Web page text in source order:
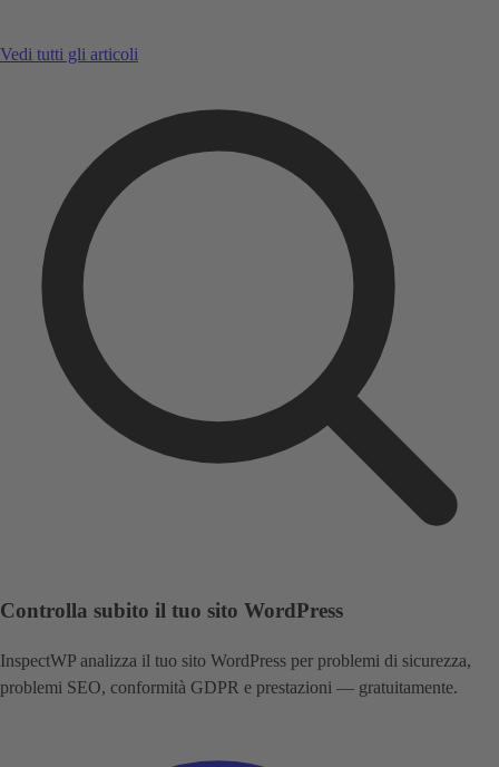
Vedi tutti gli articoli
Controlla subito il tuo sito WordPress
InspectWP analizza il tuo sito WordPress per problemi di sicurezza,
problemi SEO, conformità GDPR e prestazioni — gratuitamente.